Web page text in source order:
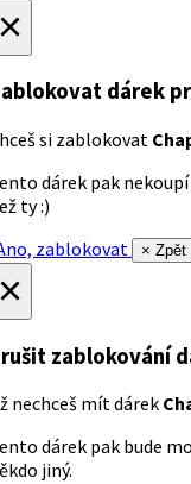
dárek
si zablokovat
dárek pak
ty :)
zablokovat
× Zpět
zablokování
nechceš mít dárek
dárek pak bude
jiný.